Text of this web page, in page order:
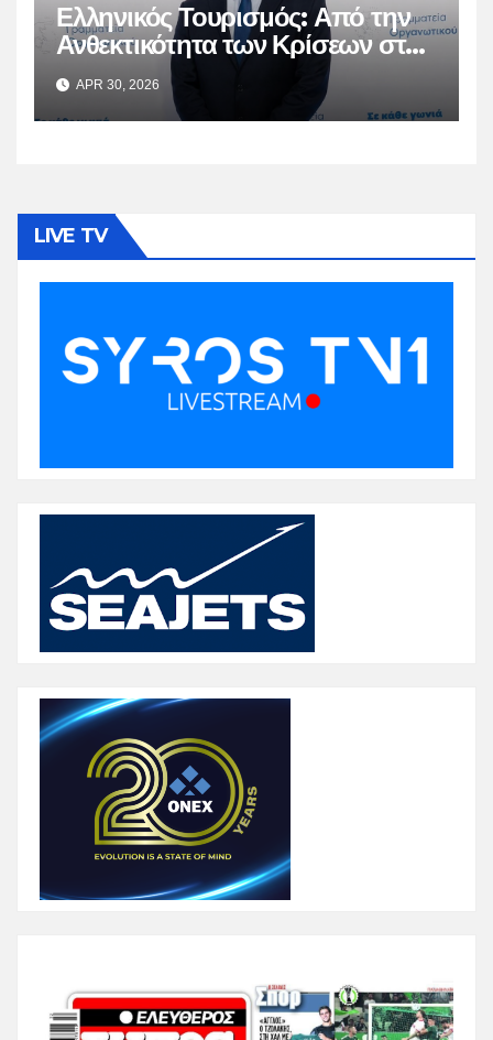
Ελληνικός Τουρισμός: Από την
Ανθεκτικότητα των Κρίσεων στη
Βιώσιμη Ωρίμαση
APR 30, 2026
LIVE TV